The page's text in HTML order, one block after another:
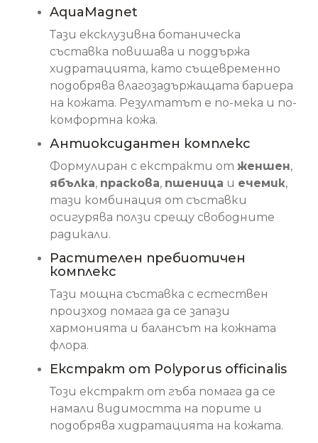
AquaMagnet
Тази ексклузивна ботаническа
съставка повишава и поддържа
хидратацията, като същевременно
подобрява влагозадържащата бариера
на кожата. Резултатът е по-мека и по-
комфортна кожа.
Антиоксидантен комплекс
Формулиран с екстракти от женшен,
ябълка, праскова, пшеница и ечемик,
тази комбинация от съставки
осигурява ползи срещу свободните
радикали.
Растителен пребиотичен
комплекс
Тази мощна съставка с естествен
произход помага да се запази
хармонията и балансът на кожната
флора.
Екстракт от Polyporus officinalis
Този екстракт от гъба помага да се
намали видимостта на порите и
подобрява хидратацията на кожата.